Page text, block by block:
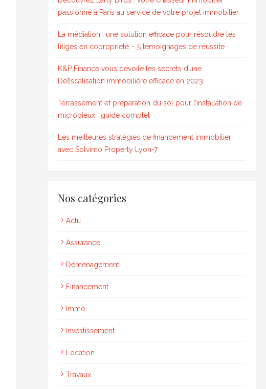
passionné à Paris au service de votre projet immobilier
La médiation : une solution efficace pour résoudre les
litiges en copropriété – 5 témoignages de réussite
K&P Finance vous dévoile les secrets d’une
Défiscalisation immobilière efficace en 2023
Terrassement et préparation du sol pour l’installation de
micropieux : guide complet
Les meilleures stratégies de financement immobilier
avec Solvimo Property Lyon-7
Nos catégories
Actu
Assurance
Déménagement
Financement
Immo
Investissement
Location
Travaux